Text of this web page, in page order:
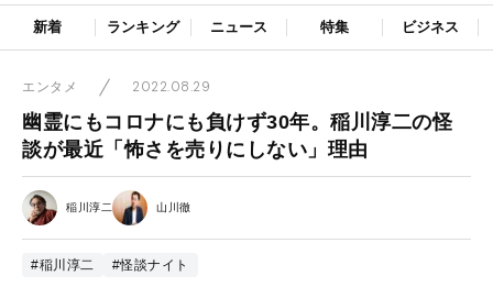
新着 ランキング ニュース 特集 ビジネス
エンタメ 2022.08.29
幽霊にもコロナにも負けず30年。稲川淳二の怪
談が最近「怖さを売りにしない」理由
稲川淳二 山川徹
#稲川淳二 #怪談ナイト